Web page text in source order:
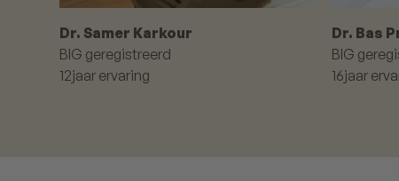
Dr. Samer Karkour
BIG geregistreerd
12jaar ervaring
Dr. Bas
BIG
16jaar